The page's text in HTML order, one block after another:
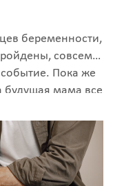
беременности,
совсем
Пока же
будущая мама все
воздействия.
на этом
32 неделя